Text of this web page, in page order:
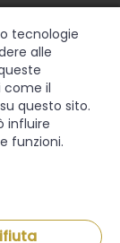
tecnologie
alle
come il
questo sito.
influire
funzioni.